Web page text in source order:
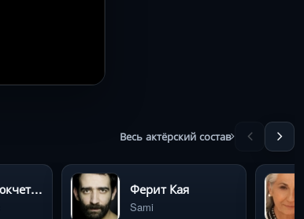
Весь актёрский состав
Хасан Кючюкчетин Ферит Кая
Sami